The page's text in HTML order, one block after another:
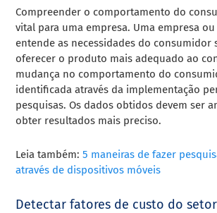
Compreender o comportamento do
vital para uma empresa. Uma empresa
entende as necessidades do consumidor
oferecer o produto mais adequado ao
mudança no comportamento do
identificada através da implementação
pesquisas. Os dados obtidos devem ser
obter resultados mais preciso.
Leia também:5 maneiras de fazer
através de dispositivos móveis
Detectar fatores de custo do setor